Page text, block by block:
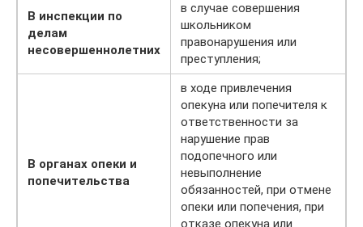
В инспекции по
делам
несовершеннолетних
в случае совершения
школьником
правонарушения или
преступления;
В органах опеки и
попечительства
в ходе привлечения
опекуна или попечителя к
ответственности за
нарушение прав
подопечного или
невыполнение
обязанностей, при отмене
опеки или попечения, при
отказе опекуна или